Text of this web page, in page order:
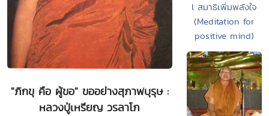
"ภิกขุ คือ ผู้ขอ" ขออย่างสุภาพบุรุษ :
หลวงปู่เหรียญ วรลาโภ
l สมาธิเพิ่มพลังใจ
(Meditation for
positive mind)